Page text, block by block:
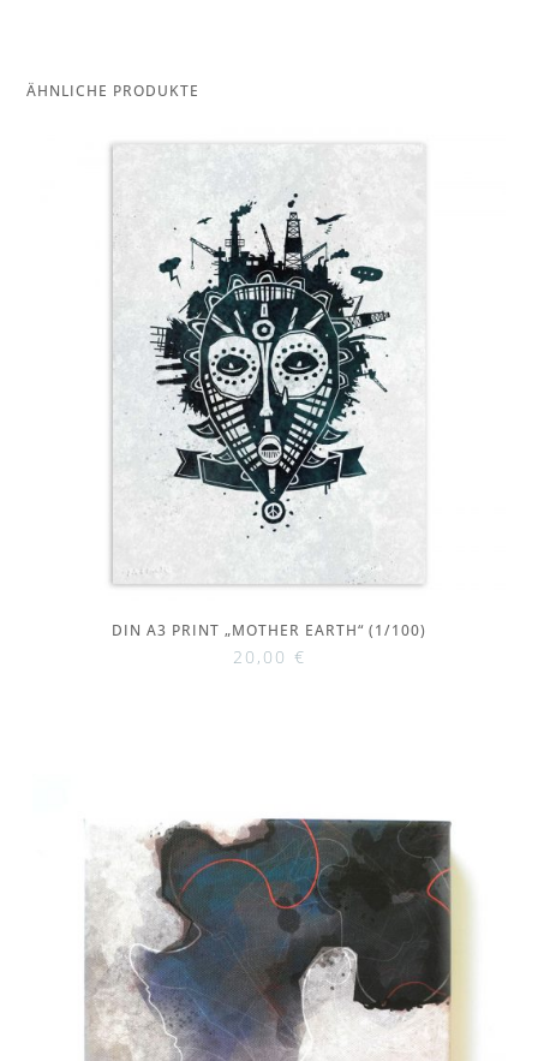
ÄHNLICHE PRODUKTE
DIN A3 PRINT „MOTHER EARTH“ (1/100)
20,00 €